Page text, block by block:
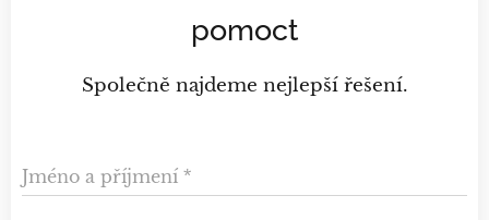
pomoct
Společně najdeme nejlepší řešení.
Jméno a příjmení